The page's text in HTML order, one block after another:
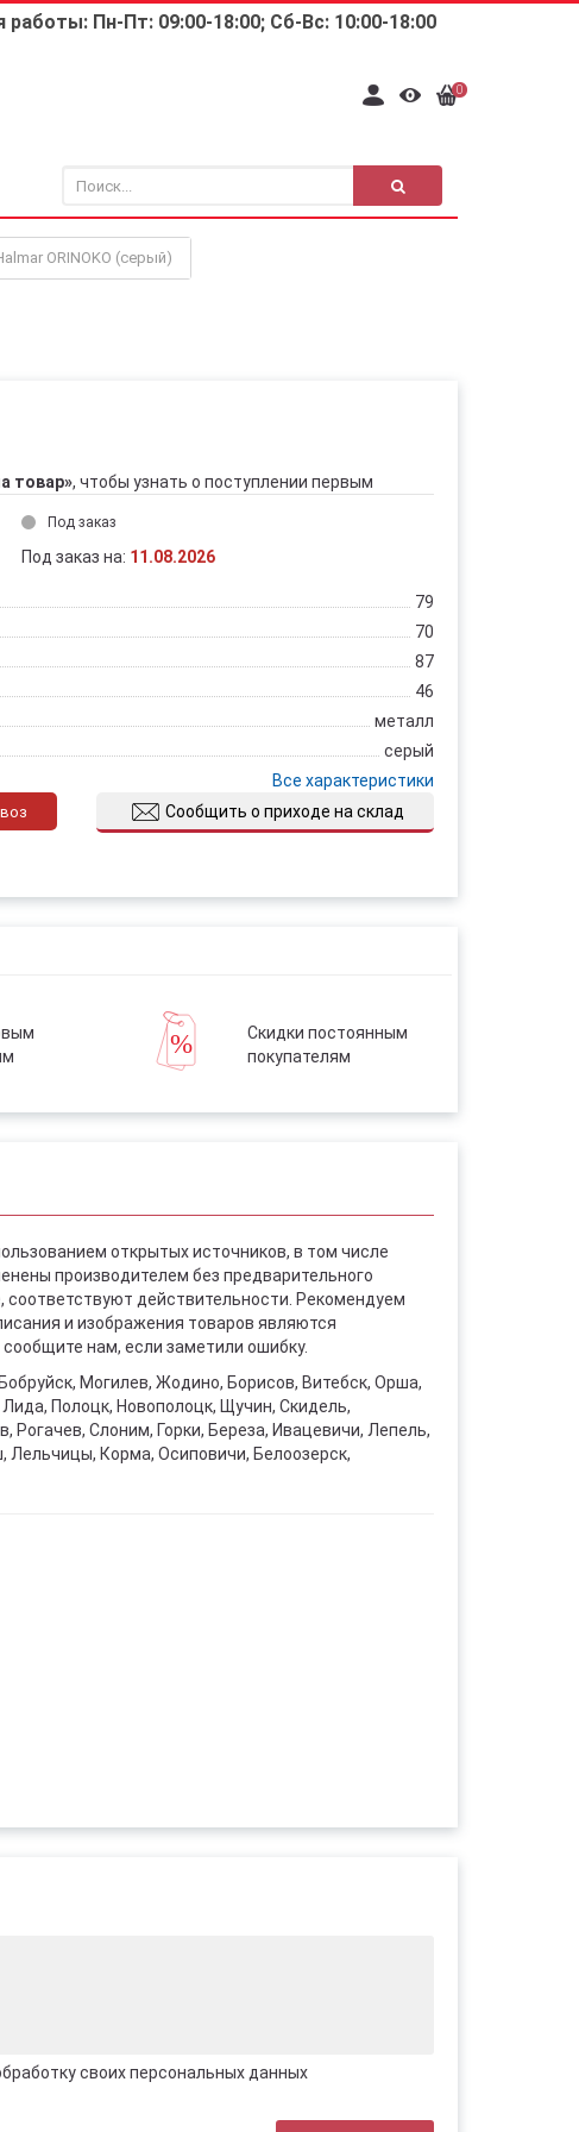
работы: Пн-Пт: 09:00-18:00; Сб-Вс: 10:00-18:00
0
ORINOKO (серый)
товар», чтобы узнать о поступлении первым
Под заказ
Под заказ на: 11.08.2026
79
70
87
46
металл
серый
Все характеристики
Сообщить о приходе на склад
Скидки постоянным
покупателям
открытых источников, в том числе
производителем без предварительного
действительности. Рекомендуем
и изображения товаров являются
нам, если заметили ошибку.
Могилев, Жодино, Борисов, Витебск, Орша,
Полоцк, Новополоцк, Щучин, Скидель,
Слоним, Горки, Береза, Ивацевичи, Лепель,
Корма, Осиповичи, Белоозерск,
своих персональных данных